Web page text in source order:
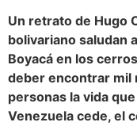
Un retrato de Hugo
bolivariano saludan
Boyacá en los
deber encontrar mil
personas la vida
Venezuela cede, el